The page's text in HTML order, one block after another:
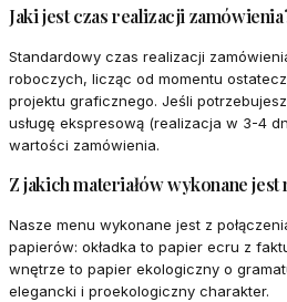
Jaki jest czas realizacji
Standardowy czas realizacji
roboczych, licząc od momentu
projektu graficznego. Jeśli
usługę ekspresową (realizacja w 3-4
wartości zamówienia.
Z jakich materiałów wykonane
Nasze menu wykonane jest z
papierów: okładka to papier ecru z
wnętrze to papier ekologiczny o
elegancki i proekologiczny charakter.